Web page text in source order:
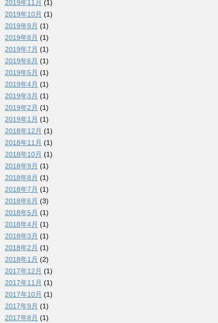
2019年11月 (1)
2019年10月 (1)
2019年9月 (1)
2019年8月 (1)
2019年7月 (1)
2019年6月 (1)
2019年5月 (1)
2019年4月 (1)
2019年3月 (1)
2019年2月 (1)
2019年1月 (1)
2018年12月 (1)
2018年11月 (1)
2018年10月 (1)
2018年9月 (1)
2018年8月 (1)
2018年7月 (1)
2018年6月 (3)
2018年5月 (1)
2018年4月 (1)
2018年3月 (1)
2018年2月 (1)
2018年1月 (2)
2017年12月 (1)
2017年11月 (1)
2017年10月 (1)
2017年9月 (1)
2017年8月 (1)